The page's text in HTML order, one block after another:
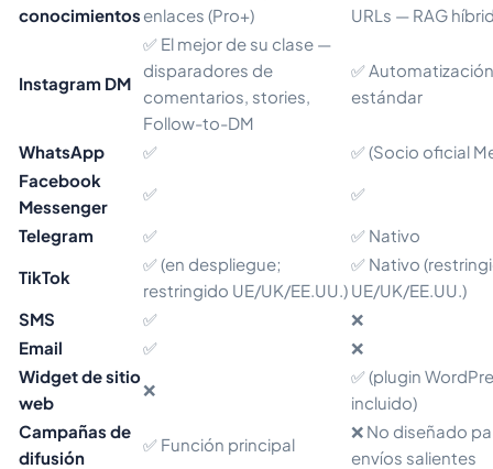
conocimientos enlaces (Pro+)
URLs — RAG
Instagram DM
✅ El mejor de su clase —
disparadores de
comentarios, stories,
Follow-to-DM
✅
estándar
WhatsApp ✅
✅ (Socio oficial
Facebook
Messenger
✅
✅
Telegram
✅
✅ Nativo
TikTok
✅ (en despliegue;
restringido UE/UK/EE.UU.)
✅ Nativo
UE/UK/EE.UU.)
SMS
✅
❌
Email
✅
❌
Widget de sitio
web
❌
✅ (plugin
incluido)
Campañas de
difusión
✅ Función principal
❌ No diseñado
envíos salientes